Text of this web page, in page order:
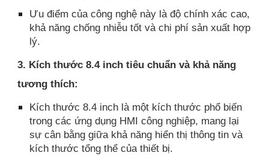
Ưu điểm của công nghệ này là độ chính xác cao,
khả năng chống nhiễu tốt và chi phí sản xuất hợp
lý.
3. Kích thước 8.4 inch tiêu chuẩn và khả năng
tương thích:
Kích thước 8.4 inch là một kích thước phổ biến
trong các ứng dụng HMI công nghiệp, mang lại
sự cân bằng giữa khả năng hiển thị thông tin và
kích thước tổng thể của thiết bị.